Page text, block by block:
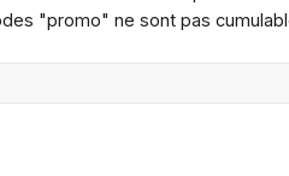
"promo" ne sont pas